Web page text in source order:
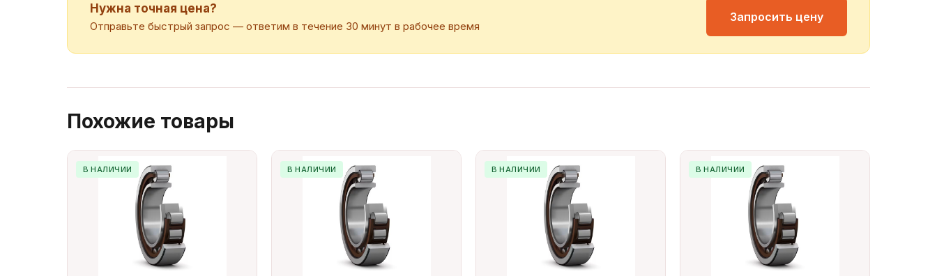
Нужна точная цена?
Отправьте быстрый запрос — ответим в течение 30 минут в рабочее время
Запросить цену
Похожие товары
В НАЛИЧИИ В НАЛИЧИИ В НАЛИЧИИ В НАЛИЧИИ